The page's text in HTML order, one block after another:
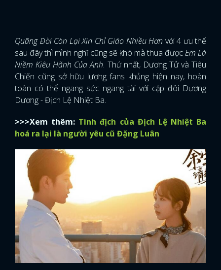
Quãng Đời Còn Lại Xin Chỉ Giáo Nhiều Hơn với 4 ưu thế
sau đây thì mình nghĩ cũng sẽ khó mà thua đượcEm Là
Niềm Kiêu Hãnh Của Anh. Thứ nhất, Dương Tử và Tiêu
Chiến cũng sở hữu lượng fans khủng hiện nay, hoàn
toàn có thể ngang sức ngang tài với cặp đôi Dương
Dương - Địch Lệ Nhiệt Ba.
>>>Xem thêm: Tình địch của Địch Lệ Nhiệt Ba
hoá ra lại là người yêu cũ Đặng Luân